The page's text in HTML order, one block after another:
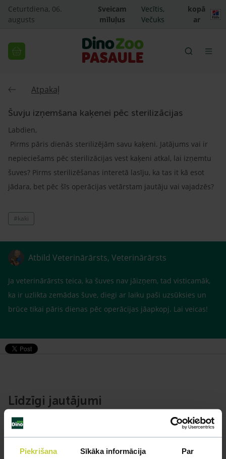
Piekrišana Sīkāka informācija Par
Ceturtdiena, 06.
augusts
Sveicam
mīluļus
Vecītis,
Večuks
kopā
ar
Atpakaļ
Šuvju izņemšana kaķenei pēc sterilizācijas
Labdien,
Pirms pāris dienās sterilizējām savu kaķeni. Jatājums vai ir
nepieciešams pēc sterilizācijas vest kaķeni atkal, lai izņemtu
šuves? Pirms sterilizēšanas interetā lasīju, ka tas it kā esot
jādara, bet pēc šīs operācijas vetārstam jautāju vai vajadzēs?
#kaki
Atbild Veterinārārsts, Veterinārārsts
Ja veterinārārsts teica, ka šuves nav jāizņem, tad visticamāk,
ka ir uzlikta zemādas šuve, diegi ar laiku paši uzsūksies un
brūce tikai pāris dienas pēc operācijas jāapkopj. Lai veicas!
Līdzīgi jautājumi
Mūsu eksperti spēs atbildēt uz jebkuru Jūsu jautājumu